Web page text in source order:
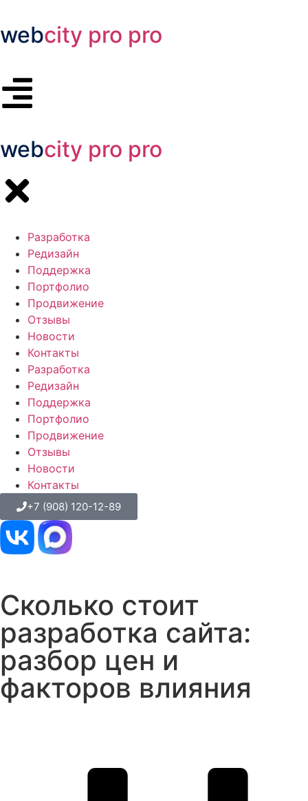
webcity pro pro
webcity pro pro
Разработка
Редизайн
Поддержка
Портфолио
Продвижение
Отзывы
Новости
Контакты
Разработка
Редизайн
Поддержка
Портфолио
Продвижение
Отзывы
Новости
Контакты
+7 (908) 120-12-89
Сколько стоит
разработка сайта:
разбор цен и
факторов влияния